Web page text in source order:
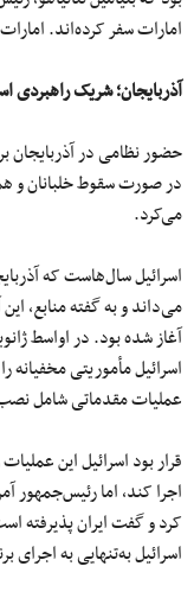
امارات سفر کرده‌اند.
آذربایجان؛ شریک راهبردی
حضور نظامی در آذربایجان
در صورت سقوط خلبانان و
می‌کرد.
اسرائیل سال‌هاست که
می‌داند و به گفته منابع،
آغاز شده بود. در اواسط
اسرائیل مأموریتی مخفیانه
عملیات مقدماتی شامل
قرار بود اسرائیل این
اجرا کند، اما رئیس‌جمهور
کرد و گفت ایران پذیرفته
اسرائیل به‌تنهایی به اجرای